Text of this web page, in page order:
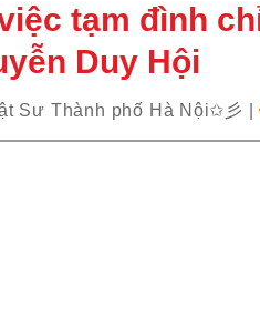
tạm đình
Duy Hội
Sư Thành phố Hà Nội✩彡 |